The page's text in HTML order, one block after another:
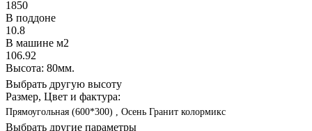
1850
В поддоне
10.8
В машине м2
106.92
Высота: 80мм.
Выбрать другую высоту
Размер, Цвет и фактура:
Прямоугольная (600*300) , Осень Гранит колормикс
Выбрать другие параметры